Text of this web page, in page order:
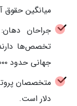
میانگین حقوق آن‌ها حدود
جراحان
تخصص‌ها
جهانی حدود ۲۴۰,۰۰۰ دلار است.
دلار است.